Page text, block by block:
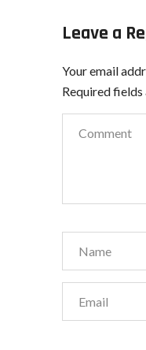
Leave a
Your email
Required